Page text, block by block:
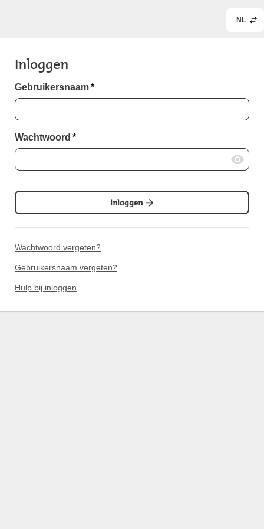
NL
Inloggen
Gebruikersnaam*
Wachtwoord *
Inloggen
Wachtwoord vergeten?
Gebruikersnaam vergeten?
Hulp bij inloggen